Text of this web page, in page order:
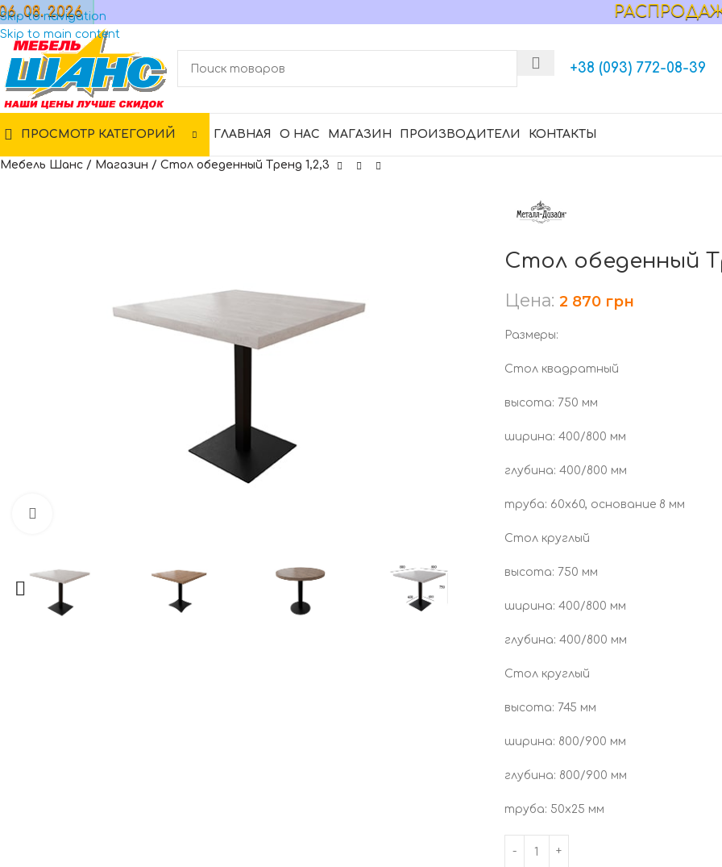
Skip to navigation
Skip to main content
+38 (093) 772-08-39
ПРОСМОТР КАТЕГОРИЙ ГЛАВНАЯ О НАС МАГАЗИН ПРОИЗВОДИТЕЛИ КОНТАКТЫ
Мебель Шанс / Магазин / Стол обеденный Тренд 1,2,3
Стол обеденный
Цена: 2 870 грн
Размеры:
Стол квадратный
высота: 750 мм
ширина: 400/800 мм
глубина: 400/800 мм
труба: 60х60, основание 8 мм
Стол круглый
высота: 750 мм
ширина: 400/800 мм
глубина: 400/800 мм
Стол круглый
высота: 745 мм
ширина: 800/900 мм
глубина: 800/900 мм
труба: 50х25 мм
08. 2026 РАСПРОДАЖА